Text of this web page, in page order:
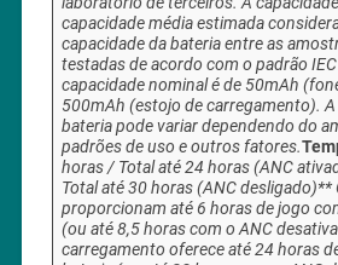
capacidade média estimada
capacidade da bateria entre as
testadas de acordo com o padrão
capacidade nominal é de 50mAh
500mAh (estojo de carregamento).
bateria pode variar dependendo do
padrões de uso e outros fatores.
horas / Total até 24 horas (ANC
Total até 30 horas (ANC desligado)**
proporcionam até 6 horas de jogo
(ou até 8,5 horas com o ANC
carregamento oferece até 24 horas